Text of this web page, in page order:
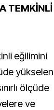
TEMKİNLİ
eğilimini
yükselen
ölçüde
ve